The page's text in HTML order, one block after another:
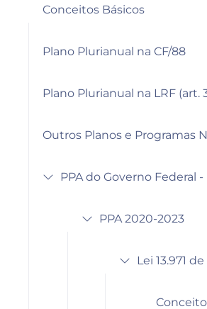
Conceitos Básicos
Plano Plurianual na CF/88
Plano Plurianual na LRF (art.
Outros Planos e Programas
PPA do Governo Federal
PPA 2020-2023
Lei 13.971